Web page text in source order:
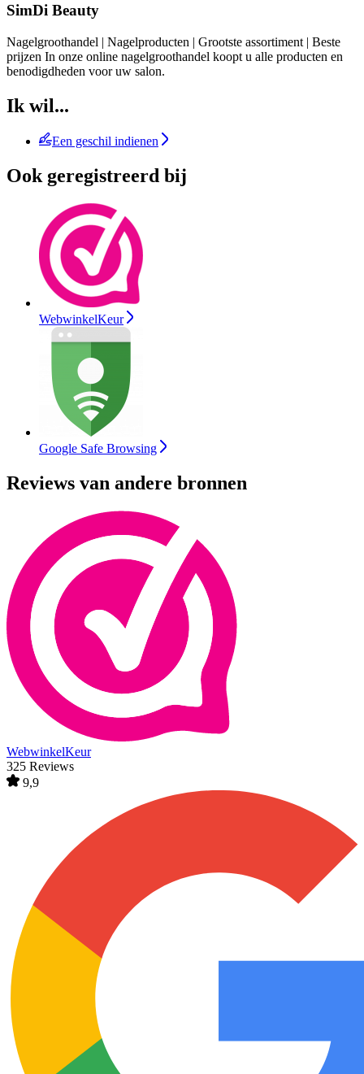
SimDi Beauty
Nagelgroothandel | Nagelproducten | Grootste assortiment | Beste
prijzen In onze online nagelgroothandel koopt u alle producten en
benodigdheden voor uw salon.
Ik wil...
Een geschil indienen
Ook geregistreerd bij
WebwinkelKeur
Google Safe Browsing
Reviews van andere bronnen
WebwinkelKeur
325 Reviews
9,9